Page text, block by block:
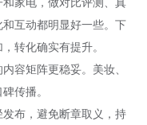
互动都明显好一些。下
转化确实有提升。
容矩阵更稳妥。美妆、
传播。
布，避免断章取义，持